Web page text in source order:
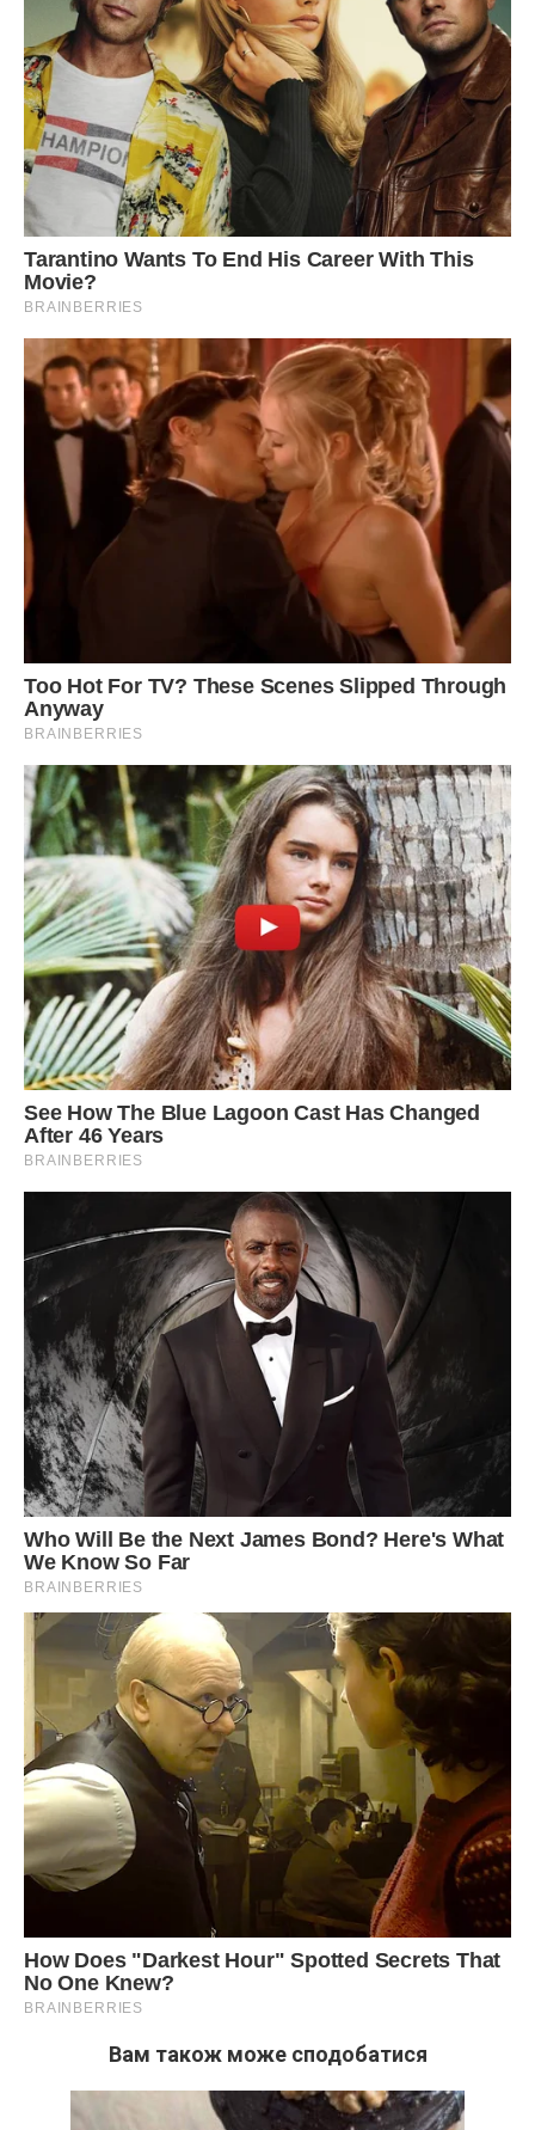
Вам також може сподобатися